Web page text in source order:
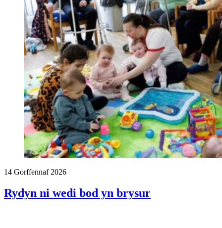
14 Gorffennaf 2026
Rydyn ni wedi bod yn brysur